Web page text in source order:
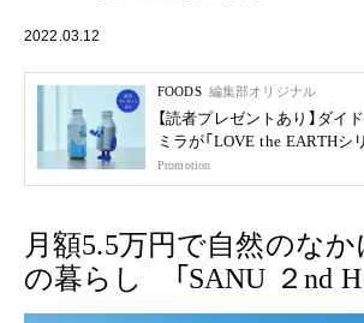
2022.03.12
FOODS 編集部オリジナル
【読者プレゼントあり】ダイ
ミラが「LOVE the EARTHシ
来
Promotion
月額5.5万円で自然のな
の暮らし 「SANU ２nd